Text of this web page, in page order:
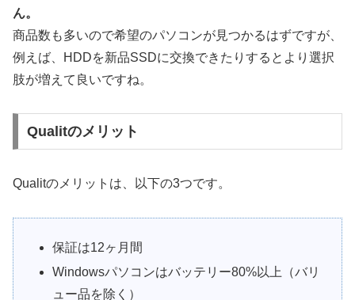
ん。
商品数も多いので希望のパソコンが見つかるはずですが、
例えば、HDDを新品SSDに交換できたりするとより選択
肢が増えて良いですね。
Qualitのメリット
Qualitのメリットは、以下の3つです。
保証は12ヶ月間
Windowsパソコンはバッテリー80%以上（バリ
ュー品を除く）